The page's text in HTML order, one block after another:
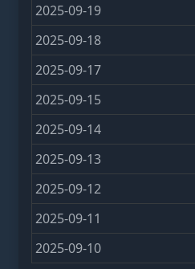
2025-09-19
2025-09-18
2025-09-17
2025-09-15
2025-09-14
2025-09-13
2025-09-12
2025-09-11
2025-09-10